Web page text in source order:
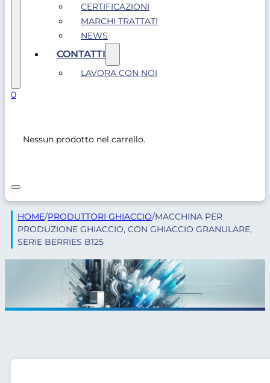
CERTIFICAZIONI
MARCHI TRATTATI
NEWS
CONTATTI
LAVORA CON NOI
0
Nessun prodotto nel carrello.
HOME/PRODUTTORI GHIACCIO/MACCHINA PER
PRODUZIONE GHIACCIO, CON GHIACCIO GRANULARE,
SERIE BERRIES B125